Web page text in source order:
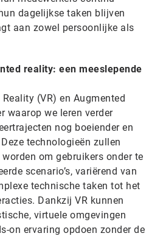
dagelijkse taken blijven
aan zowel persoonlijke als
reality: een meeslepende
(VR) en Augmented
waarop we leren verder
nog boeiender en
technologieën zullen
om gebruikers onder te
scenario’s, variërend van
technische taken tot het
Dankzij VR kunnen
virtuele omgevingen
on ervaring opdoen zonder de